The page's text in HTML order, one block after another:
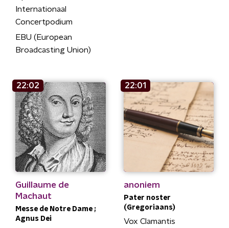
Internationaal
Concertpodium
EBU (European
Broadcasting Union)
22:02
Guillaume de
Machaut
Messe de Notre Dame ;
Agnus Dei
22:01
anoniem
Pater noster
(Gregoriaans)
Vox Clamantis